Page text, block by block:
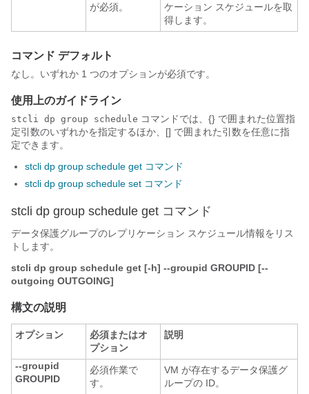
が必須。
ケーション スケジュールを取
得します。
コマンド デフォルト
なし。いずれか 1 つのオプションが必須です。
使用上のガイドライン
stcli dp group schedule コマンドでは、{} で囲まれた位置指
定引数のいずれかを指定するほか、[] で囲まれた引数を任意に指
定できます。
stcli dp group schedule get コマンド
stcli dp group schedule set コマンド
stcli dp group schedule get コマンド
データ保護グループのレプリケーション スケジュール情報をリス
トします。
stcli dp group schedule get [-h] --groupid GROUPID [--
outgoing OUTGOING]
構文の説明
オプション
必須またはオ
プション
説明
--groupid
GROUPID
必須作業で
す。
VM が存在するデータ保護グ
ループの ID。